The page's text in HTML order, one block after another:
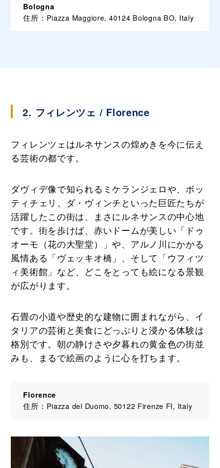
Bologna
住所：Piazza Maggiore, 40124 Bologna BO, Italy
2. フィレンツェ / Florence
フィレンツェはルネサンスの煌めきを今に伝え
る芸術の都です。
ダヴィデ像で知られるミケランジェロや、ボッ
ティチェリ、ダ・ヴィンチといった巨匠たちが
活躍したこの街は、まさにルネサンスの中心地
です。街を歩けば、赤いドームが美しい「ドゥ
オーモ（花の大聖堂）」や、アルノ川にかかる
風情ある「ヴェッキオ橋」、そして「ウフィツ
ィ美術館」など、どこをとっても絵になる景観
が広がります。
石畳の小道や歴史的な建物に囲まれながら、イ
タリアの芸術と美食にどっぷりと浸かる体験は
格別です。朝の静けさや夕暮れの黄金色の街並
みも、まるで絵画のように心を打ちます。
Florence
住所：Piazza del Duomo, 50122 Firenze FI, Italy